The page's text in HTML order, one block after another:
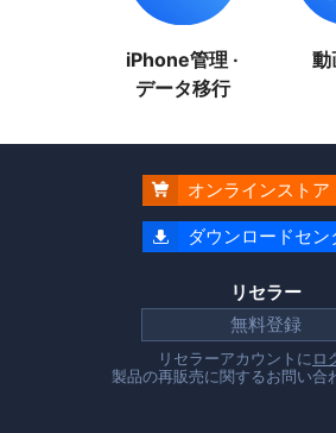
iPhone管理 ·
データ移行
動
 オンラインストア
 ダウンロードセン
リセラー
無料登録
リセラーアカウントに ロ
製品の再販売に関するお問い合